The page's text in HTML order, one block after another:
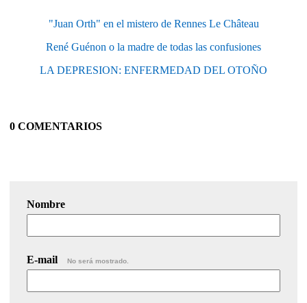
"Juan Orth" en el mistero de Rennes Le Château
René Guénon o la madre de todas las confusiones
LA DEPRESION: ENFERMEDAD DEL OTOÑO
0 COMENTARIOS
Nombre
E-mail No será mostrado.